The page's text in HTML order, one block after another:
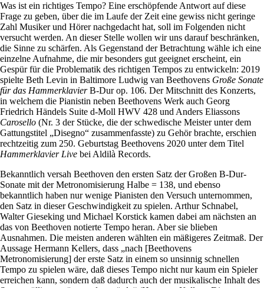
Was ist ein richtiges Tempo? Eine erschöpfende Antwort auf diese
Frage zu geben, über die im Laufe der Zeit eine gewiss nicht geringe
Zahl Musiker und Hörer nachgedacht hat, soll im Folgenden nicht
versucht werden. An dieser Stelle wollen wir uns darauf beschränken,
die Sinne zu schärfen. Als Gegenstand der Betrachtung wähle ich eine
einzelne Aufnahme, die mir besonders gut geeignet erscheint, ein
Gespür für die Problematik des richtigen Tempos zu entwickeln: 2019
spielte Beth Levin in Baltimore Ludwig van Beethovens Große Sonate
für das HammerklavierB-Dur op. 106. Der Mitschnitt des Konzerts,
in welchem die Pianistin neben Beethovens Werk auch Georg
Friedrich Händels Suite d-Moll HWV 428 und Anders Eliassons
Carosello (Nr. 3 der Stücke, die der schwedische Meister unter dem
Gattungstitel „Disegno“ zusammenfasste) zu Gehör brachte, erschien
rechtzeitig zum 250. Geburtstag Beethovens 2020 unter dem Titel
Hammerklavier Live bei Aldilà Records.
Bekanntlich versah Beethoven den ersten Satz der Großen B-Dur-
Sonate mit der Metronomisierung Halbe = 138, und ebenso
bekanntlich haben nur wenige Pianisten den Versuch unternommen,
den Satz in dieser Geschwindigkeit zu spielen. Arthur Schnabel,
Walter Gieseking und Michael Korstick kamen dabei am nächsten an
das von Beethoven notierte Tempo heran. Aber sie blieben
Ausnahmen. Die meisten anderen wählten ein mäßigeres Zeitmaß. Der
Aussage Hermann Kellers, dass „nach [Beethovens
Metronomisierung] der erste Satz in einem so unsinnig schnellen
Tempo zu spielen wäre, daß dieses Tempo nicht nur kaum ein Spieler
erreichen kann, sondern daß dadurch auch der musikalische Inhalt des